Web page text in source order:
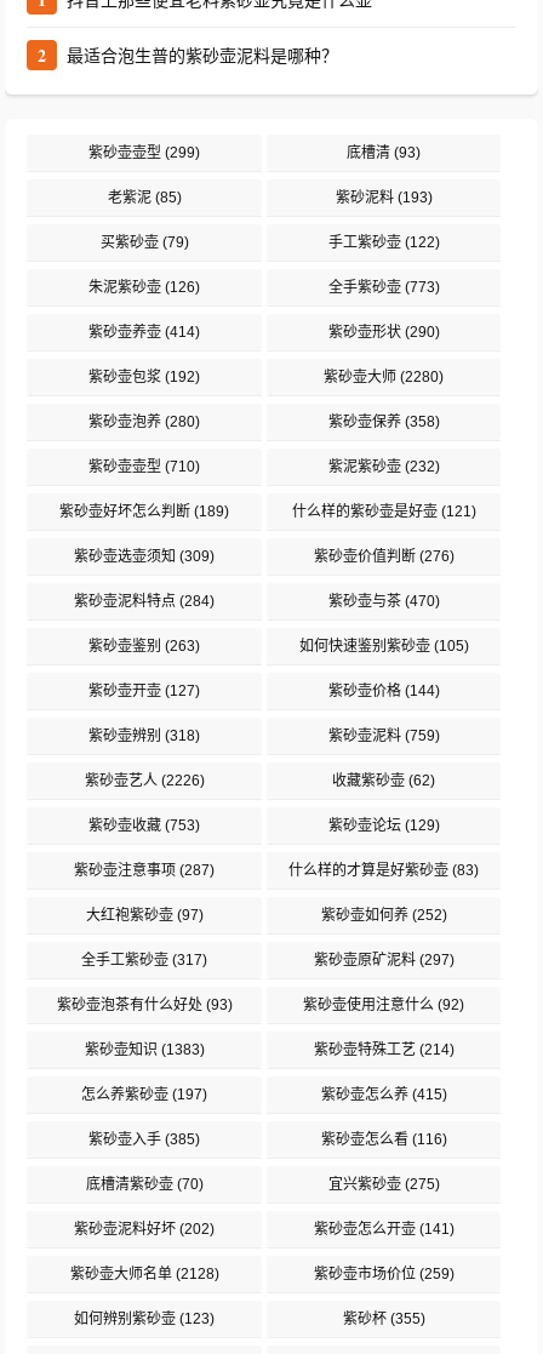
2 最适合泡生普的紫砂壶泥料是哪种？
紫砂壶壶型 (299) 底槽清 (93)
老紫泥(85) 紫砂泥料(193)
买紫砂壶(79) 手工紫砂壶(122)
朱泥紫砂壶 (126) 全手紫砂壶(773)
紫砂壶养壶 (414) 紫砂壶形状(290)
紫砂壶包浆 (192) 紫砂壶大师 (2280)
紫砂壶泡养 (280) 紫砂壶保养(358)
紫砂壶壶型 (710) 紫泥紫砂壶(232)
紫砂壶好坏怎么判断 (189) 什么样的紫砂壶是好壶(121)
紫砂壶选壶须知 (309) 紫砂壶价值判断(276)
紫砂壶泥料特点 (284) 紫砂壶与茶(470)
紫砂壶鉴别 (263) 如何快速鉴别紫砂壶(105)
紫砂壶开壶 (127) 紫砂壶价格(144)
紫砂壶辨别 (318) 紫砂壶泥料(759)
紫砂壶艺人(2226) 收藏紫砂壶 (62)
紫砂壶收藏 (753) 紫砂壶论坛(129)
紫砂壶注意事项 (287) 什么样的才算是好紫砂壶 (83)
大红袍紫砂壶(97) 紫砂壶如何养(252)
全手工紫砂壶 (317) 紫砂壶原矿泥料(297)
紫砂壶泡茶有什么好处 (93) 紫砂壶使用注意什么 (92)
紫砂壶知识 (1383) 紫砂壶特殊工艺 (214)
怎么养紫砂壶 (197) 紫砂壶怎么养(415)
紫砂壶入手 (385) 紫砂壶怎么看(116)
底槽清紫砂壶(70) 宜兴紫砂壶(275)
紫砂壶泥料好坏 (202) 紫砂壶怎么开壶(141)
紫砂壶大师名单(2128) 紫砂壶市场价位(259)
如何辨别紫砂壶 (123) 紫砂杯(355)